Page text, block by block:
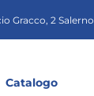
Gracco, 2
Catalogo